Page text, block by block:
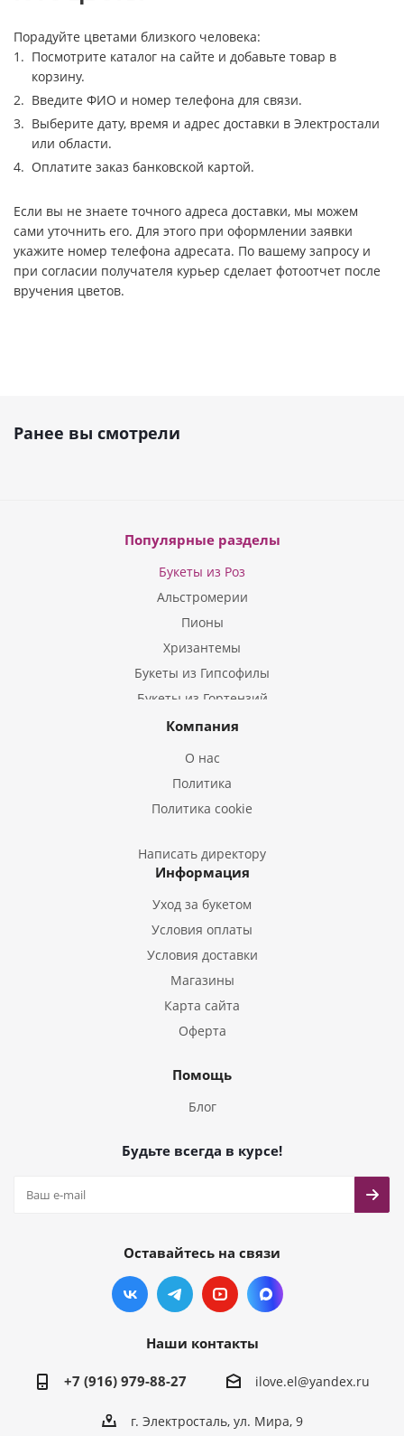
Порадуйте цветами близкого человека:
Посмотрите каталог на сайте и добавьте товар в
корзину.
Введите ФИО и номер телефона для связи.
Выберите дату, время и адрес доставки в Электростали
или области.
Оплатите заказ банковской картой.
Если вы не знаете точного адреса доставки, мы можем
сами уточнить его. Для этого при оформлении заявки
укажите номер телефона адресата. По вашему запросу и
при согласии получателя курьер сделает фотоотчет после
вручения цветов.
Ранее вы смотрели
Популярные разделы
Букеты из Роз
Альстромерии
Пионы
Хризантемы
Букеты из Гипсофилы
Букеты из Гортензий
Букеты из Ирисов
Букеты из Эустом
Букеты из Гладиолусов
Букеты из Тюльпанов
Компания
О нас
Политика
Политика cookie
Написать директору
Информация
Уход за букетом
Условия оплаты
Условия доставки
Магазины
Карта сайта
Оферта
Помощь
Блог
Будьте всегда в курсе!
Оставайтесь на связи
Наши контакты
+7 (916) 979-88-27 ilove.el@yandex.ru
г. Электросталь, ул. Мира, 9